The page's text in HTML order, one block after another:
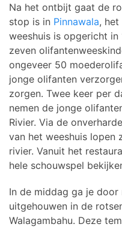
Na het ontbijt gaat de
stop is in Pinnawala, het
weeshuis is opgericht
zeven
ongeveer 50
jonge olifanten
zorgen. Twee keer per
nemen de jonge
Rivier. Via de
van het weeshuis lopen
rivier. Vanuit het
hele schouwspel
In de middag ga je door
uitgehouwen in de
Walagambahu. Deze